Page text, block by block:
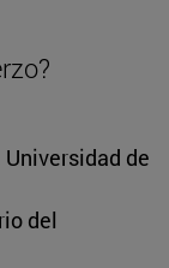
de
del